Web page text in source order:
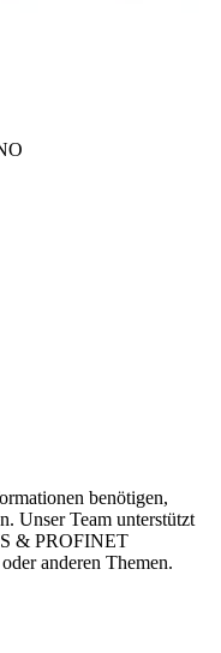
benötigen,
Unser Team unterstützt
& PROFINET
anderen Themen.